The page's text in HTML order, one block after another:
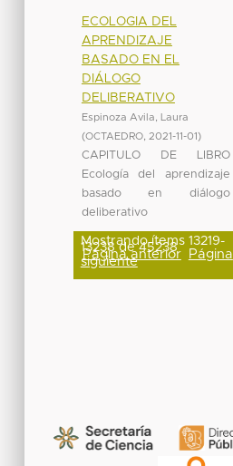
ECOLOGIA DEL
APRENDIZAJE
BASADO EN EL
DIÁLOGO
DELIBERATIVO
Espinoza Avila, Laura
(OCTAEDRO, 2021-11-01)
CAPITULO DE LIBRO
Ecología del aprendizaje
basado en diálogo
deliberativo
Mostrando ítems 13219-
13238 de 45238
Página anterior Página
siguiente